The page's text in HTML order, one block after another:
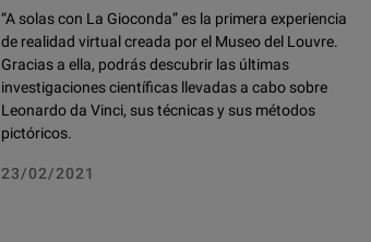
“A solas con La Gioconda” es la primera experiencia
de realidad virtual creada por el Museo del Louvre.
Gracias a ella, podrás descubrir las últimas
investigaciones científicas llevadas a cabo sobre
Leonardo da Vinci, sus técnicas y sus métodos
pictóricos.
23/02/2021